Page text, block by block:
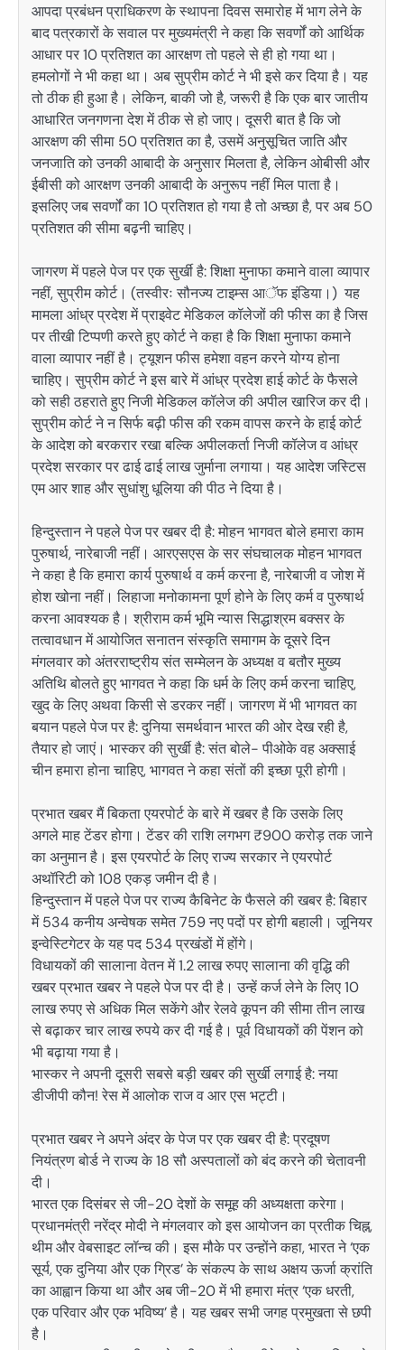
आपदा प्रबंधन प्राधिकरण के स्थापना दिवस समारोह में भाग लेने के
बाद पत्रकारों के सवाल पर मुख्यमंत्री ने कहा कि सवर्णों को आर्थिक
आधार पर 10 प्रतिशत का आरक्षण तो पहले से ही हो गया था।
हमलोगों ने भी कहा था। अब सुप्रीम कोर्ट ने भी इसे कर दिया है। यह
तो ठीक ही हुआ है। लेकिन, बाकी जो है, जरूरी है कि एक बार जातीय
आधारित जनगणना देश में ठीक से हो जाए। दूसरी बात है कि जो
आरक्षण की सीमा 50 प्रतिशत का है, उसमें अनुसूचित जाति और
जनजाति को उनकी आबादी के अनुसार मिलता है, लेकिन ओबीसी और
ईबीसी को आरक्षण उनकी आबादी के अनुरूप नहीं मिल पाता है।
इसलिए जब सवर्णों का 10 प्रतिशत हो गया है तो अच्छा है, पर अब 50
प्रतिशत की सीमा बढ़नी चाहिए।
जागरण में पहले पेज पर एक सुर्खी है: शिक्षा मुनाफा कमाने वाला व्यापार
नहीं, सुप्रीम कोर्ट। (तस्वीरः सौनज्य टाइम्स आॅफ इंडिया।) यह
मामला आंध्र प्रदेश में प्राइवेट मेडिकल कॉलेजों की फीस का है जिस
पर तीखी टिप्पणी करते हुए कोर्ट ने कहा है कि शिक्षा मुनाफा कमाने
वाला व्यापार नहीं है। ट्यूशन फीस हमेशा वहन करने योग्य होना
चाहिए। सुप्रीम कोर्ट ने इस बारे में आंध्र प्रदेश हाई कोर्ट के फैसले
को सही ठहराते हुए निजी मेडिकल कॉलेज की अपील खारिज कर दी।
सुप्रीम कोर्ट ने न सिर्फ बढ़ी फीस की रकम वापस करने के हाई कोर्ट
के आदेश को बरकरार रखा बल्कि अपीलकर्ता निजी कॉलेज व आंध्र
प्रदेश सरकार पर ढाई ढाई लाख जुर्माना लगाया। यह आदेश जस्टिस
एम आर शाह और सुधांशु धूलिया की पीठ ने दिया है।
हिन्दुस्तान ने पहले पेज पर खबर दी है: मोहन भागवत बोले हमारा काम
पुरुषार्थ, नारेबाजी नहीं। आरएसएस के सर संघचालक मोहन भागवत
ने कहा है कि हमारा कार्य पुरुषार्थ व कर्म करना है, नारेबाजी व जोश में
होश खोना नहीं। लिहाजा मनोकामना पूर्ण होने के लिए कर्म व पुरुषार्थ
करना आवश्यक है। श्रीराम कर्म भूमि न्यास सिद्धाश्रम बक्सर के
तत्वावधान में आयोजित सनातन संस्कृति समागम के दूसरे दिन
मंगलवार को अंतरराष्ट्रीय संत सम्मेलन के अध्यक्ष व बतौर मुख्य
अतिथि बोलते हुए भागवत ने कहा कि धर्म के लिए कर्म करना चाहिए,
खुद के लिए अथवा किसी से डरकर नहीं। जागरण में भी भागवत का
बयान पहले पेज पर है: दुनिया समर्थवान भारत की ओर देख रही है,
तैयार हो जाएं। भास्कर की सुर्खी है: संत बोले- पीओके वह अक्साई
चीन हमारा होना चाहिए, भागवत ने कहा संतों की इच्छा पूरी होगी।
प्रभात खबर मैं बिकता एयरपोर्ट के बारे में खबर है कि उसके लिए
अगले माह टेंडर होगा। टेंडर की राशि लगभग ₹900 करोड़ तक जाने
का अनुमान है। इस एयरपोर्ट के लिए राज्य सरकार ने एयरपोर्ट
अथॉरिटी को 108 एकड़ जमीन दी है।
हिन्दुस्तान में पहले पेज पर राज्य कैबिनेट के फैसले की खबर है: बिहार
में 534 कनीय अन्वेषक समेत 759 नए पदों पर होगी बहाली। जूनियर
इन्वेस्टिगेटर के यह पद 534 प्रखंडों में होंगे।
विधायकों की सालाना वेतन में 1.2 लाख रुपए सालाना की वृद्धि की
खबर प्रभात खबर ने पहले पेज पर दी है। उन्हें कर्ज लेने के लिए 10
लाख रुपए से अधिक मिल सकेंगे और रेलवे कूपन की सीमा तीन लाख
से बढ़ाकर चार लाख रुपये कर दी गई है। पूर्व विधायकों की पेंशन को
भी बढ़ाया गया है।
भास्कर ने अपनी दूसरी सबसे बड़ी खबर की सुर्खी लगाई है: नया
डीजीपी कौन! रेस में आलोक राज व आर एस भट्टी।
प्रभात खबर ने अपने अंदर के पेज पर एक खबर दी है: प्रदूषण
नियंत्रण बोर्ड ने राज्य के 18 सौ अस्पतालों को बंद करने की चेतावनी
दी।
भारत एक दिसंबर से जी-20 देशों के समूह की अध्यक्षता करेगा।
प्रधानमंत्री नरेंद्र मोदी ने मंगलवार को इस आयोजन का प्रतीक चिह्न,
थीम और वेबसाइट लॉन्च की। इस मौके पर उन्होंने कहा, भारत ने ‘एक
सूर्य, एक दुनिया और एक ग्रिड’ के संकल्प के साथ अक्षय ऊर्जा क्रांति
का आह्वान किया था और अब जी-20 में भी हमारा मंत्र ‘एक धरती,
एक परिवार और एक भविष्य’ है। यह खबर सभी जगह प्रमुखता से छपी
है।